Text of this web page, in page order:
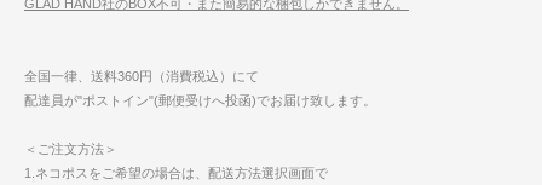
GLAD HAND社のBOX不可・また簡易的な梱包しかできません。
全国一律、送料360円（消費税込）にて
配達員が"ポストイン"(郵便受けへ投函)でお届け致します。
＜ご注文方法＞
1.ネコポスをご希望の場合は、配送方法選択画面で